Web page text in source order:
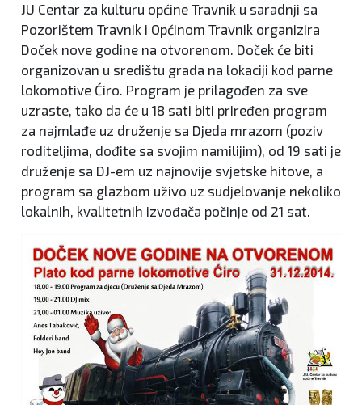
JU Centar za kulturu općine Travnik u saradnji sa
Pozorištem Travnik i Općinom Travnik organizira
Doček nove godine na otvorenom. Doček će biti
organizovan u središtu grada na lokaciji kod parne
lokomotive Ćiro. Program je prilagođen za sve
uzraste, tako da će u 18 sati biti priređen program
za najmlađe uz druženje sa Djeda mrazom (poziv
roditeljima, dođite sa svojim namilijim), od 19 sati je
druženje sa DJ-em uz najnovije svjetske hitove, a
program sa glazbom uživo uz sudjelovanje nekoliko
lokalnih, kvalitetnih izvođača počinje od 21 sat.